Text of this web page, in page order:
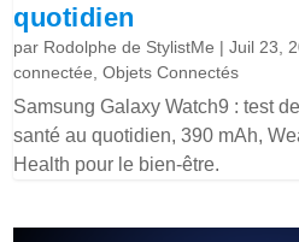
quotidien
par Rodolphe de StylistMe |Juil 23,
connectée ,Objets Connectés
Samsung Galaxy Watch9 : test
santé au quotidien, 390 mAh,
Health pour le bien-être.